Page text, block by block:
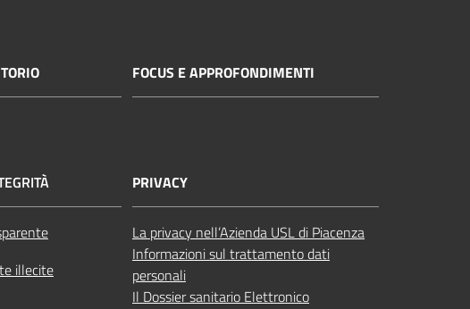
FOCUS E APPROFONDIMENTI
illecite
PRIVACY
La privacy nell’Azienda USL di Piacenza
Informazioni sul trattamento dati
personali
Il Dossier sanitario Elettronico